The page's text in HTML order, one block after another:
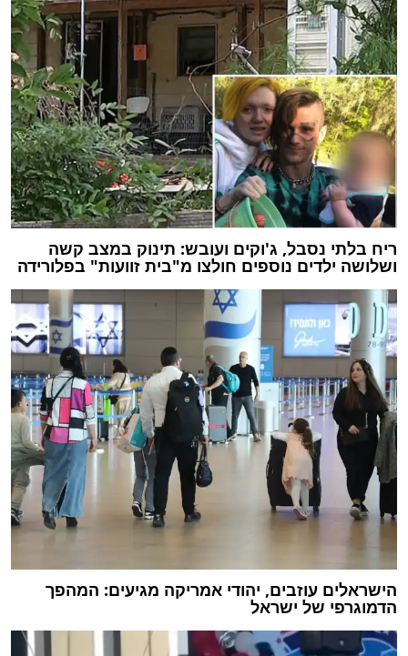
ריח בלתי נסבל, ג'וקים ועובש: תינוק במצב קשה
ושלושה ילדים נוספים חולצו מ"בית זוועות" בפלורידה
הישראלים עוזבים, יהודי אמריקה מגיעים: המהפך
הדמוגרפי של ישראל